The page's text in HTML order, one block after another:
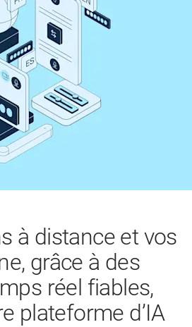
à distance et vos
grâce à des
réel fiables,
plateforme d’IA